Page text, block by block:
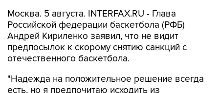
Москва. 5 августа. INTERFAX.RU - Глава
Российской федерации баскетбола (РФБ)
Андрей Кириленко заявил, что не видит
предпосылок к скорому снятию санкций с
отечественного баскетбола.
"Надежда на положительное решение всегда
есть, но я предпочитаю исходить из